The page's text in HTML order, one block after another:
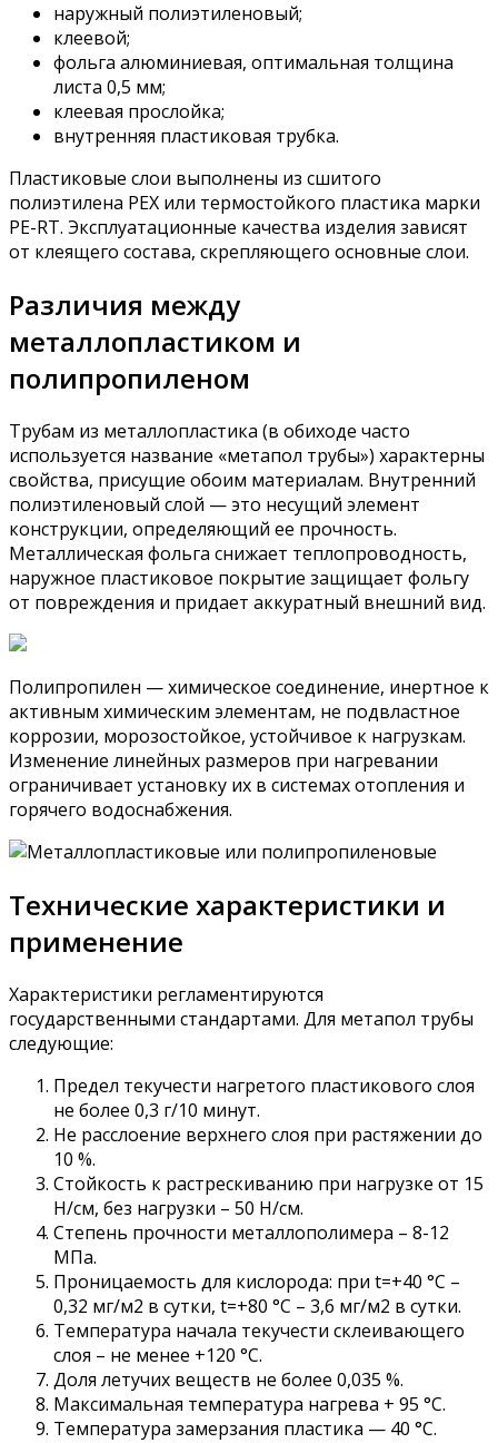
наружный полиэтиленовый;
клеевой;
фольга алюминиевая, оптимальная толщина
листа 0,5 мм;
клеевая прослойка;
внутренняя пластиковая трубка.
Пластиковые слои выполнены из сшитого
полиэтилена РЕХ или термостойкого пластика марки
PE-RT. Эксплуатационные качества изделия зависят
от клеящего состава, скрепляющего основные слои.
Различия между
металлопластиком и
полипропиленом
Трубам из металлопластика (в обиходе часто
используется название «метапол трубы») характерны
свойства, присущие обоим материалам. Внутренний
полиэтиленовый слой — это несущий элемент
конструкции, определяющий ее прочность.
Металлическая фольга снижает теплопроводность,
наружное пластиковое покрытие защищает фольгу
от повреждения и придает аккуратный внешний вид.
Полипропилен — химическое соединение, инертное к
активным химическим элементам, не подвластное
коррозии, морозостойкое, устойчивое к нагрузкам.
Изменение линейных размеров при нагревании
ограничивает установку их в системах отопления и
горячего водоснабжения.
Технические характеристики и
применение
Характеристики регламентируются
государственными стандартами. Для метапол трубы
следующие:
Предел текучести нагретого пластикового слоя
не более 0,3 г/10 минут.
Не расслоение верхнего слоя при растяжении до
10 %.
Стойкость к растрескиванию при нагрузке от 15
Н/см, без нагрузки – 50 Н/см.
Степень прочности металлополимера – 8-12
МПа.
Проницаемость для кислорода: при t=+40 °С –
0,32 мг/м2 в сутки, t=+80 °С – 3,6 мг/м2 в сутки.
Температура начала текучести склеивающего
слоя – не менее +120 °С.
Доля летучих веществ не более 0,035 %.
Максимальная температура нагрева + 95 °С.
Температура замерзания пластика — 40 °С.